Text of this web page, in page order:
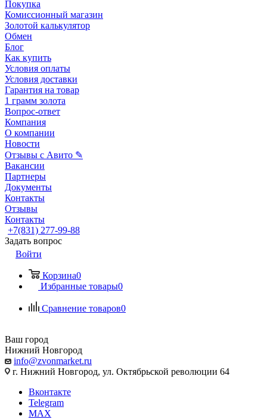
Покупка
Комиссионный магазин
Золотой калькулятор
Обмен
Блог
Как купить
Условия оплаты
Условия доставки
Гарантия на товар
1 грамм золота
Вопрос-ответ
Компания
О компании
Новости
Отзывы с Авито ✎
Вакансии
Партнеры
Документы
Контакты
Отзывы
Контакты
+7(831) 277-99-88
Задать вопрос
Войти
Корзина0
Избранные товары0
Сравнение товаров0
Ваш город
Нижний Новгород
info@zvonmarket.ru
г. Нижний Новгород, ул. Октябрьской революции 64
Вконтакте
Telegram
MAX